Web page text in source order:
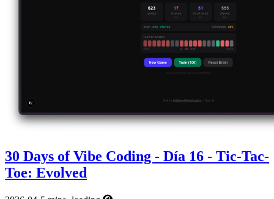
30 Days of Vibe Coding - Día 16 - Tic-Tac-
Toe: Evolved